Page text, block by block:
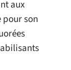
aux
pour son